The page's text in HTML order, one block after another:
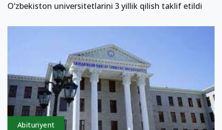
O‘zbekiston universitetlarini 3 yillik qilish taklif etildi
Abituriyent